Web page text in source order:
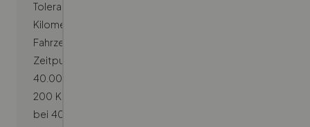
Toleranz von 200 Kilometern basierend auf dem
Kilometerstand bei der ersten Bewertung deines
Fahrzeugs. Wenn dein Kilometerstand zum
Zeitpunkt der Bewertung beispielsweise bei
40.000 Kilometern lag, kannst du noch weitere
200 Kilometer fahren, sodass der Gesamtstand
bei 40.200 Kilometern liegt. Falls du denkst, dass